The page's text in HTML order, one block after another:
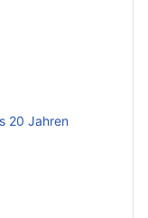
20 Jahren